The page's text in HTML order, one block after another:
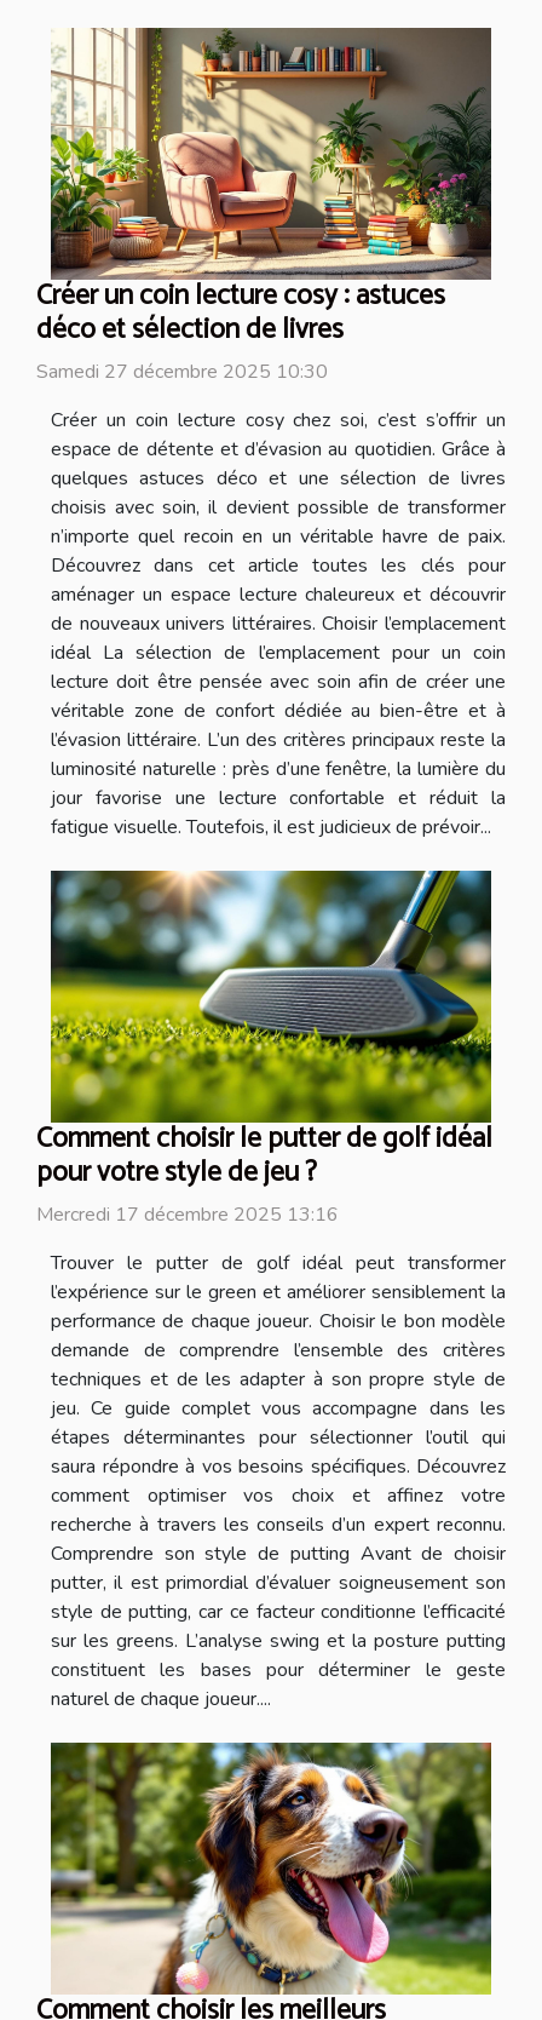
Créer un coin lecture cosy : astuces
déco et sélection de livres
Samedi 27 décembre 2025 10:30
Créer un coin lecture cosy chez soi, c’est s’offrir un
espace de détente et d’évasion au quotidien. Grâce à
quelques astuces déco et une sélection de livres
choisis avec soin, il devient possible de transformer
n’importe quel recoin en un véritable havre de paix.
Découvrez dans cet article toutes les clés pour
aménager un espace lecture chaleureux et découvrir
de nouveaux univers littéraires. Choisir l’emplacement
idéal La sélection de l’emplacement pour un coin
lecture doit être pensée avec soin afin de créer une
véritable zone de confort dédiée au bien-être et à
l’évasion littéraire. L’un des critères principaux reste la
luminosité naturelle : près d’une fenêtre, la lumière du
jour favorise une lecture confortable et réduit la
fatigue visuelle. Toutefois, il est judicieux de prévoir...
Comment choisir le putter de golf idéal
pour votre style de jeu ?
Mercredi 17 décembre 2025 13:16
Trouver le putter de golf idéal peut transformer
l’expérience sur le green et améliorer sensiblement la
performance de chaque joueur. Choisir le bon modèle
demande de comprendre l’ensemble des critères
techniques et de les adapter à son propre style de
jeu. Ce guide complet vous accompagne dans les
étapes déterminantes pour sélectionner l’outil qui
saura répondre à vos besoins spécifiques. Découvrez
comment optimiser vos choix et affinez votre
recherche à travers les conseils d’un expert reconnu.
Comprendre son style de putting Avant de choisir
putter, il est primordial d’évaluer soigneusement son
style de putting, car ce facteur conditionne l’efficacité
sur les greens. L’analyse swing et la posture putting
constituent les bases pour déterminer le geste
naturel de chaque joueur....